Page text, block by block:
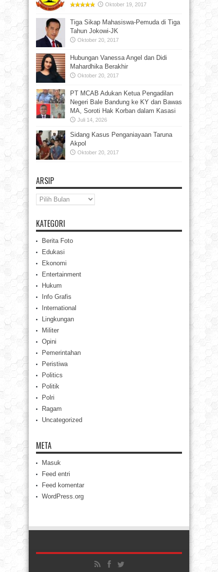
Oktober 19, 2017
Tiga Sikap Mahasiswa-Pemuda di Tiga
Tahun Jokowi-JK
Oktober 20, 2017
Hubungan Vanessa Angel dan Didi
Mahardhika Berakhir
Oktober 20, 2017
PT MCAB Adukan Ketua Pengadilan
Negeri Bale Bandung ke KY dan Bawas
MA, Soroti Hak Korban dalam Kasasi
Juli 14, 2026
Sidang Kasus Penganiayaan Taruna
Akpol
Oktober 20, 2017
ARSIP
Arsip
KATEGORI
Berita Foto
Edukasi
Ekonomi
Entertainment
Hukum
Info Grafis
International
Lingkungan
Militer
Opini
Pemerintahan
Peristiwa
Politics
Politik
Polri
Ragam
Uncategorized
META
Masuk
Feed entri
Feed komentar
WordPress.org